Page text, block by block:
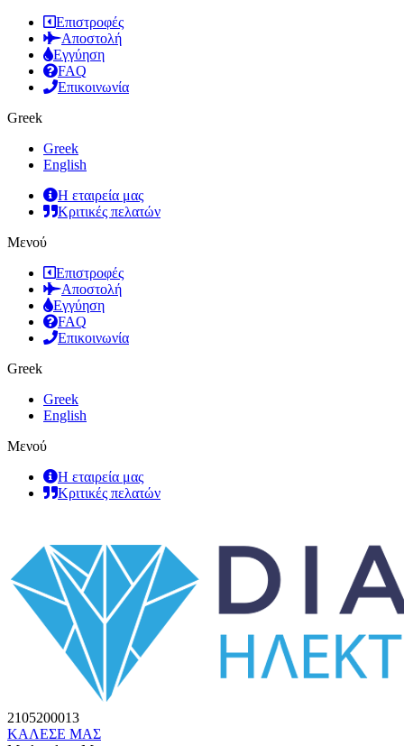
Επιστροφές
Αποστολή
Εγγύηση
FAQ
Επικοινωνία
Greek
Greek
English
Η εταιρεία μας
Κριτικές πελατών
Μενού
Επιστροφές
Αποστολή
Εγγύηση
FAQ
Επικοινωνία
Greek
Greek
English
Μενού
Η εταιρεία μας
Κριτικές πελατών
2105200013
ΚΑΛΕΣΕ ΜΑΣ